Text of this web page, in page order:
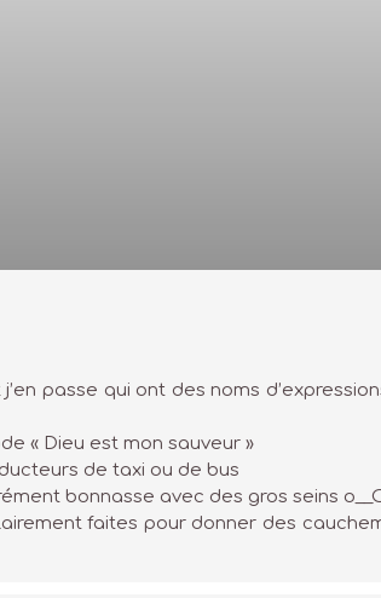
passe qui ont des noms
« Dieu est mon sauveur »
de taxi ou de bus
bonnasse avec des gros seins
faites pour donner des